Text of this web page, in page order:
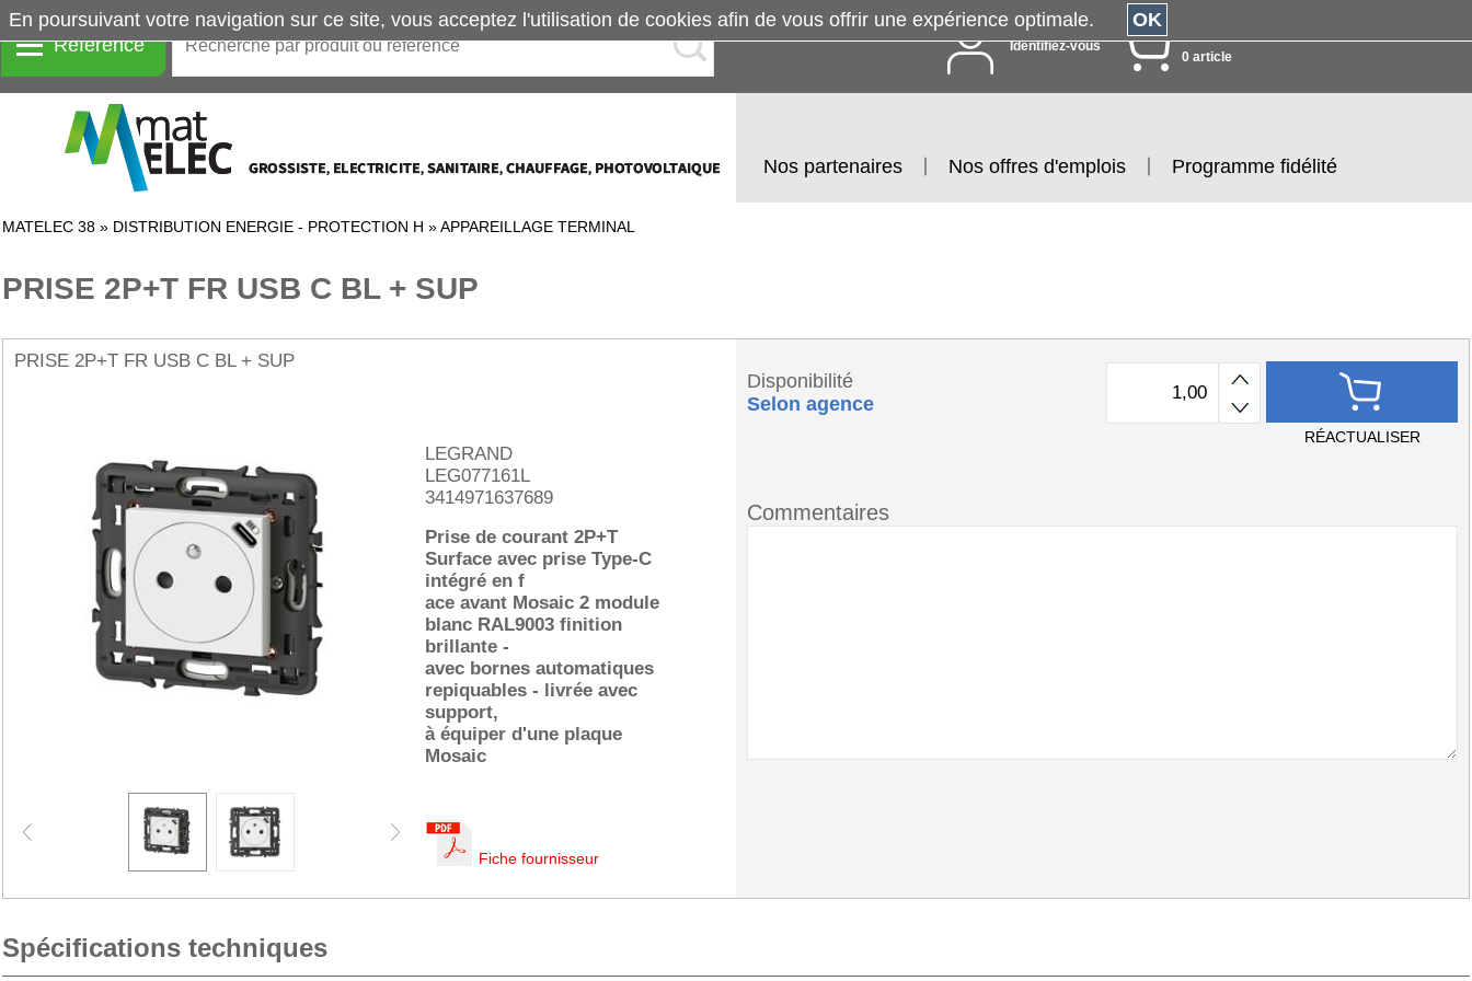
Référence Identifiez-vous
0 article
Nos partenaires Nos offres d'emplois Programme fidélité
MATELEC 38 » DISTRIBUTION ENERGIE - PROTECTION H »APPAREILLAGE TERMINAL
PRISE 2P+T FR USB C BL + SUP
PRISE 2P+T FR USB C BL + SUP
LEGRAND
LEG077161L
3414971637689
Prise de courant 2P+T
Surface avec prise Type-C
intégré en f
ace avant Mosaic 2 module
blanc RAL9003 finition
brillante -
avec bornes automatiques
repiquables - livrée avec
support,
à équiper d'une plaque
Mosaic
Fiche fournisseur
Disponibilité
Selon agence
RÉACTUALISER
Commentaires
Spécifications techniques
En poursuivant votre navigation sur ce site, vous acceptez l'utilisation de cookies afin de vous offrir une expérience optimale. OK